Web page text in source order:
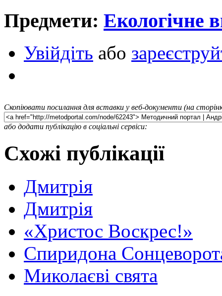
Предмети: Екологічне
Увійдіть або
Скопіювати посилання для вставки у веб-документи (на
або додати публікацію в соціальні сервіси:
Схожі публікації
Дмитрія
Дмитрія
«Христос Воскрес!»
Спиридона
Миколаєві свята